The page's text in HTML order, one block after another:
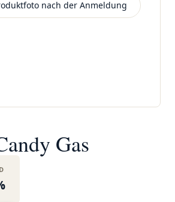
nach der Anmeldung
Gas